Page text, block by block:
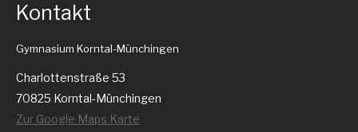
Kontakt
Gymnasium Korntal-Münchingen
Charlottenstraße 53
70825 Korntal-Münchingen
Zur Google Maps Karte